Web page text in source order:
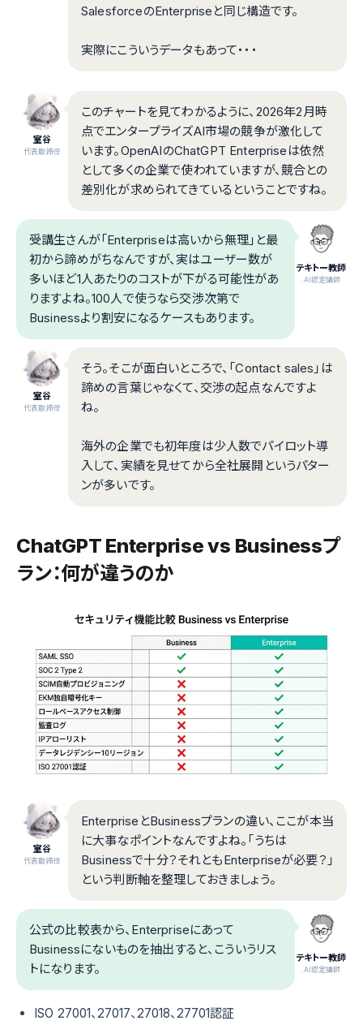
SalesforceのEnterpriseと同じ構造です。
実際にこういうデータもあって・・・
室谷
代表取締役
このチャートを見てわかるように、2026年2月時
点でエンタープライズAI市場の競争が激化して
います。OpenAIのChatGPT Enterpriseは依然
として多くの企業で使われていますが、競合との
差別化が求められてきているということですね。
テキトー教師
.AI認定講師
受講生さんが「Enterpriseは高いから無理」と最
初から諦めがちなんですが、実はユーザー数が
多いほど1人あたりのコストが下がる可能性があ
りますよね。100人で使うなら交渉次第で
Businessより割安になるケースもあります。
室谷
代表取締役
そう。そこが面白いところで、「Contact sales」は
諦めの言葉じゃなくて、交渉の起点なんですよ
ね。
海外の企業でも初年度は少人数でパイロット導
入して、実績を見せてから全社展開というパター
ンが多いです。
ChatGPT Enterprise vs Businessプ
ラン：何が違うのか
室谷
代表取締役
EnterpriseとBusinessプランの違い、ここが本当
に大事なポイントなんですよね。「うちは
Businessで十分？それともEnterpriseが必要？」
という判断軸を整理しておきましょう。
テキトー教師
.AI認定講師
公式の比較表から、Enterpriseにあって
Businessにないものを抽出すると、こういうリス
トになります。
ISO 27001、27017、27018、27701認証